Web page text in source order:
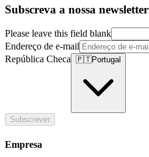
Subscreva a nossa newsletter
Please leave this field blank
Endereço de e-mail
República Checa 🇵🇹Portugal
Subscrever
Empresa